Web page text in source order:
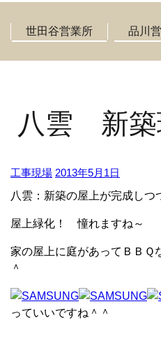
世田谷営業所 品川
八雲 新築
工事現場 2013年5月1日
八雲：新築の屋上が完成しつ
屋上緑化！ 憧れますね～
家の屋上に庭があってＢＢＱ
＾
っていいですね＾＾